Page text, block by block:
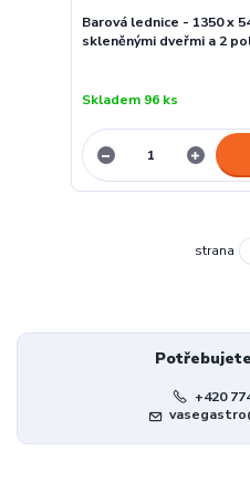
Barová lednice - 1350 x
skleněnými dveřmi a 2
Skladem 96 ks
strana
+420